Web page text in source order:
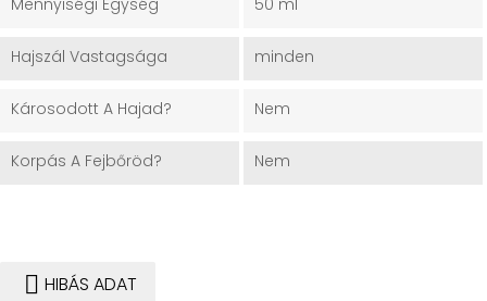
Mennyiségi Egység 50 ml
Hajszál Vastagsága minden
Károsodott A Hajad? Nem
Korpás A Fejbőröd? Nem
 HIBÁS ADAT